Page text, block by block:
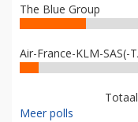
The Blue Group
Air-France-KLM-SAS(-
Meer polls